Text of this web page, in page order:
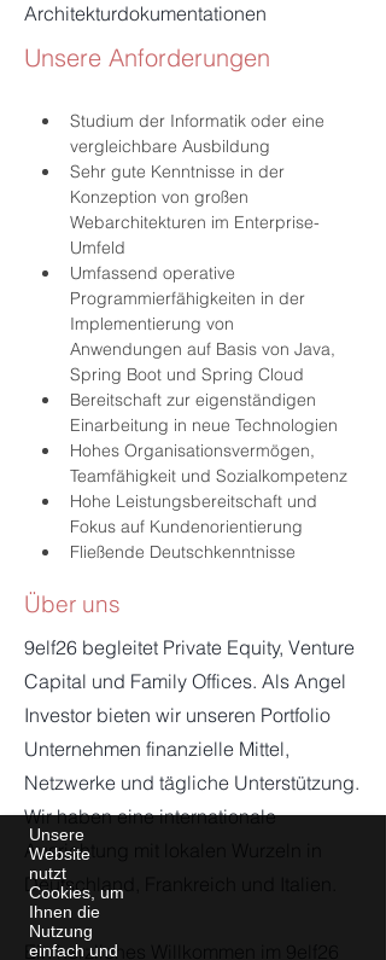
Unsere
Website
nutzt
Cookies, um
Ihnen die
Nutzung
einfach und
Architekturdokumentationen
Unsere Anforderungen
Studium der Informatik oder eine
vergleichbare Ausbildung
Sehr gute Kenntnisse in der
Konzeption von großen
Webarchitekturen im Enterprise-
Umfeld
Umfassend operative
Programmierfähigkeiten in der
Implementierung von
Anwendungen auf Basis von Java,
Spring Boot und Spring Cloud
Bereitschaft zur eigenständigen
Einarbeitung in neue Technologien
Hohes Organisationsvermögen,
Teamfähigkeit und Sozialkompetenz
Hohe Leistungsbereitschaft und
Fokus auf Kundenorientierung
Fließende Deutschkenntnisse
Über uns
9elf26 begleitet Private Equity, Venture
Capital und Family Offices. Als Angel
Investor bieten wir unseren Portfolio
Unternehmen finanzielle Mittel,
Netzwerke und tägliche Unterstützung.
Wir haben eine internationale
Ausrichtung mit lokalen Wurzeln in
Deutschland, Frankreich und Italien.
Ein herzliches Willkommen im 9elf26